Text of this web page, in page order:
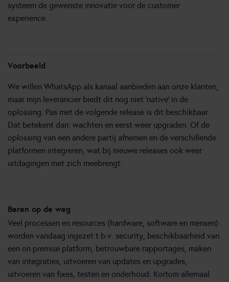
systeem de gewenste innovatie voor de customer
experience.
Voorbeeld
We willen WhatsApp als kanaal aanbieden aan onze klanten,
maar mijn leverancier biedt dit nog niet ‘native’ in de
oplossing. Pas met de volgende release is dit beschikbaar.
Dat betekent dan: wachten en eerst weer upgraden. Of de
oplossing van een andere partij afnemen en de verschillende
platformen integreren, wat bij nieuwe releases ook weer
uitdagingen met zich meebrengt.
Beren op de weg
Veel processen en resources (hardware, software en mensen)
worden vandaag ingezet t.b.v. security, beschikbaarheid van
een on premise platform, betrouwbare rapportages, maken
van integraties, uitvoeren van updates en upgrades,
uitvoeren van fixes, testen en onderhoud. Kortom allemaal